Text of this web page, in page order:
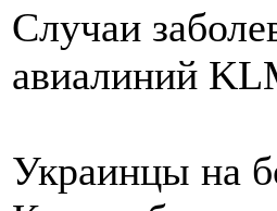
Случаи
авиалиний
Украинцы на